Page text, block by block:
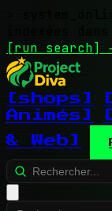
indexées
[run search]
[shops]
Animés]
& Web]